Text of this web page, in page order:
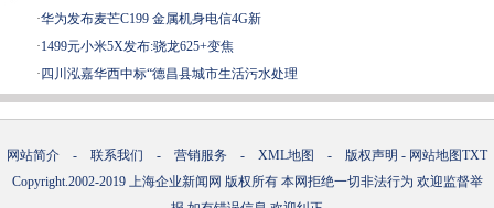
·华为发布麦芒C199 金属机身电信4G新
·1499元小米5X发布:骁龙625+变焦
· 四川泓嘉华西中标“德昌县城市生活污水处理
网站简介 - 联系我们 - 营销服务 - XML地图 - 版权声明 - 网站地图TXT
Copyright.2002-2019 上海企业新闻网 版权所有 本网拒绝一切非法行为 欢迎监督举